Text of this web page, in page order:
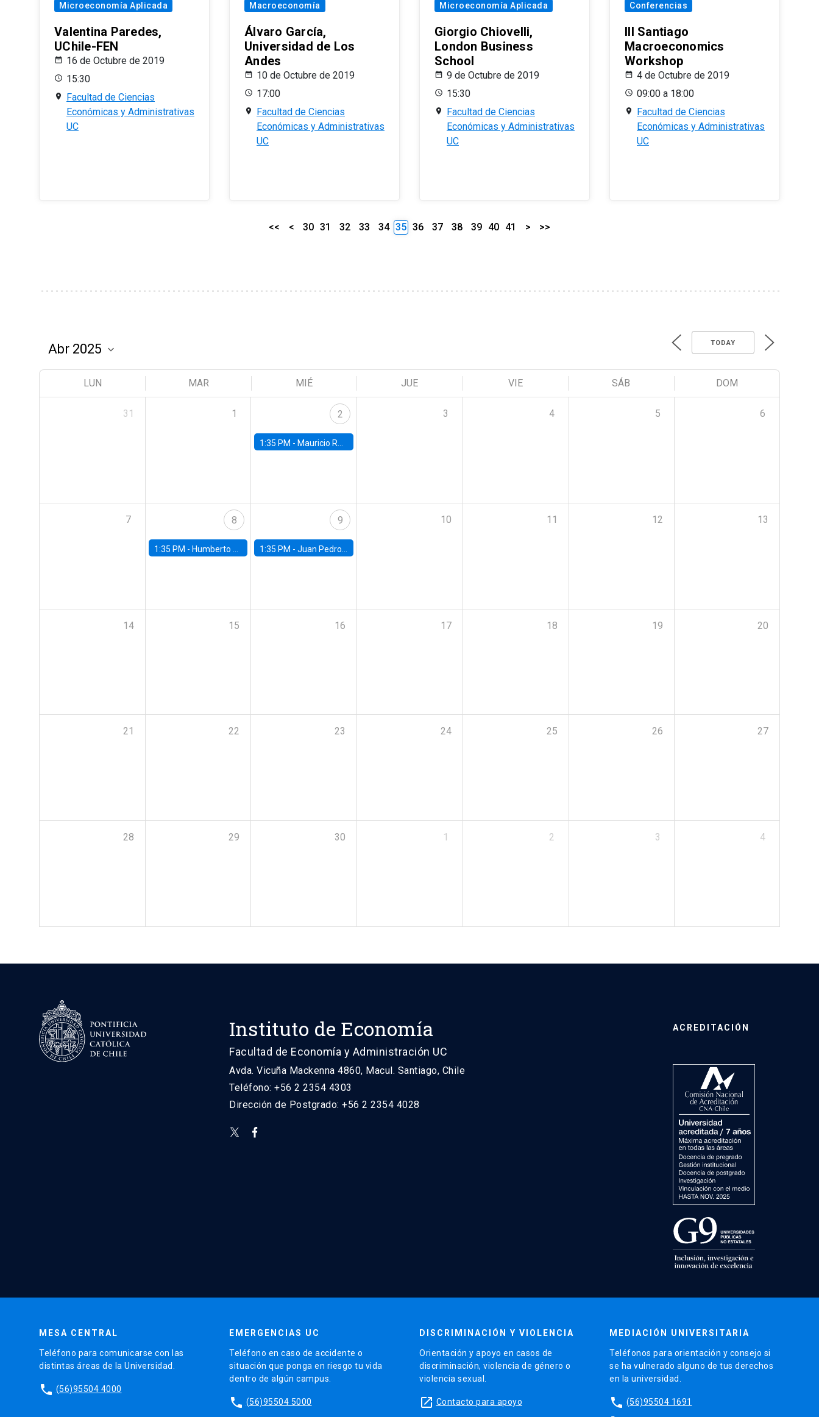
Microeconomía Aplicada
Valentina Paredes,
UChile-FEN
16 de Octubre de 2019
15:30
Facultad de Ciencias
Económicas y Administrativas
UC
Macroeconomía
Álvaro García,
Universidad de Los
Andes
10 de Octubre de 2019
17:00
Facultad de Ciencias
Económicas y Administrativas
UC
Microeconomía Aplicada
Giorgio Chiovelli,
London Business
School
9 de Octubre de 2019
15:30
Facultad de Ciencias
Económicas y Administrativas
UC
Conferencias
III Santiago
Macroeconomics
Workshop
4 de Octubre de 2019
09:00 a 18:00
Facultad de Ciencias
Económicas y Administrativas
UC
<< < 30 31 32 33 34 35 36 37 38 39 40 41 > >>
TODAY
LUN MAR MIÉ JUE VIE SÁB DOM
31 1 2
1:35 PM - Mauricio Romero, ITAM
3 4 5 6
7 8
1:35 PM - Humberto Martínez, Universidad de Chile
9
1:35 PM -Juan Pedro Ronconi, Universidad de Los Andes
10 11 12 13
14 15 16 17 18 19 20
21 22 23 24 25 26 27
28 29 30 1 2 3 4
Instituto de Economía
Facultad de Economía y Administración UC
Avda. Vicuña Mackenna 4860, Macul. Santiago, Chile
Teléfono: +56 2 2354 4303
Dirección de Postgrado: +56 2 2354 4028
ACREDITACIÓN
MESA CENTRAL
Teléfono para comunicarse con las
distintas áreas de la Universidad.
phone (56)95504 4000
EMERGENCIAS UC
Teléfono en caso de accidente o
situación que ponga en riesgo tu vida
dentro de algún campus.
phone (56)95504 5000
DISCRIMINACIÓN Y VIOLENCIA
Orientación y apoyo en casos de
discriminación, violencia de género o
violencia sexual.
launch Contacto para apoyo
MEDIACIÓN UNIVERSITARIA
Teléfonos para orientación y consejo si
se ha vulnerado alguno de tus derechos
en la universidad.
phone (56)95504 1691